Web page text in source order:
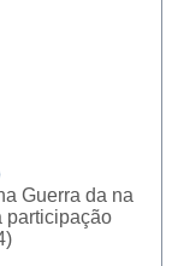
Guerra da na
participação